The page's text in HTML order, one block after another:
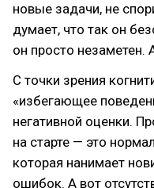
новые задачи, не
думает, что так он
он просто
С точки зрения
«избегающее
негативной оценки.
на старте — это
которая нанимает
ошибок. А вот